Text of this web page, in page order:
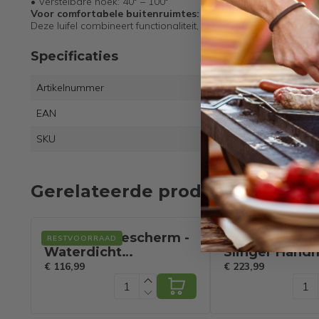
Voor comfortabele buitenruimtes:
Deze luifel combineert functionaliteit, duurzaamheid en
Specificaties
Artikelnummer
EAN
SKU
Gerelateerde producten
RESTVOORRAAD
Coast Zonnescherm -
Waterdicht
Schaduwdoek - 250 x
120 cm - Grijs
€ 116,99
RESTVOORRAAD
Coast
Slinger
245 x 200 cm
€ 223,99